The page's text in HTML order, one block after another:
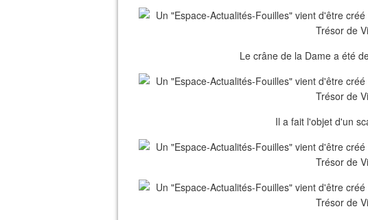
Le crâne de la Dame a été
Il a fait l'objet d'un